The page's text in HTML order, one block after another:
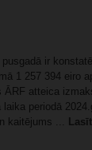
ir
1 257 394 eiro
atteica
periodā
kaitējums ...